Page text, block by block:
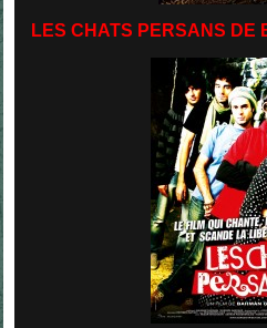
LES CHATS PERSANS DE